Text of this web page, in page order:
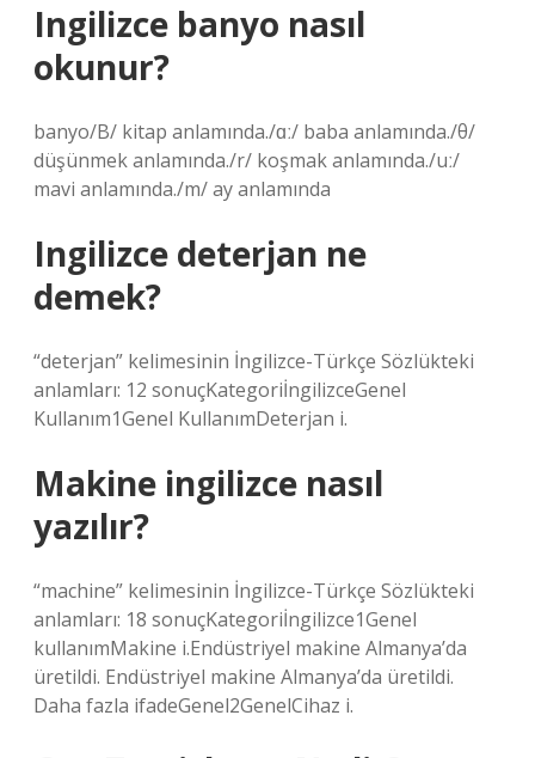
Ingilizce banyo nasıl
okunur?
banyo/B/ kitap anlamında./ɑː/ baba anlamında./θ/
düşünmek anlamında./r/ koşmak anlamında./uː/
mavi anlamında./m/ ay anlamında
Ingilizce deterjan ne
demek?
“deterjan” kelimesinin İngilizce-Türkçe Sözlükteki
anlamları: 12 sonuçKategoriİngilizceGenel
Kullanım1Genel KullanımDeterjan i.
Makine ingilizce nasıl
yazılır?
“machine” kelimesinin İngilizce-Türkçe Sözlükteki
anlamları: 18 sonuçKategoriİngilizce1Genel
kullanımMakine i.Endüstriyel makine Almanya’da
üretildi. Endüstriyel makine Almanya’da üretildi.
Daha fazla ifadeGenel2GenelCihaz i.